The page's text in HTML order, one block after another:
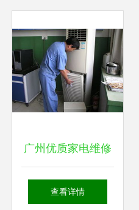
广州优质家电维修
指南 专业清洗格兰
查看详情